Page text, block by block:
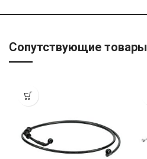
Сопутствующие товары